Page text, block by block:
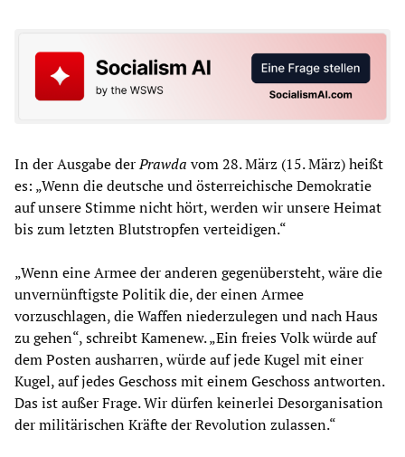
In der Ausgabe derPrawda vom 28. März (15. März) heißt
es: „Wenn die deutsche und österreichische Demokratie
auf unsere Stimme nicht hört, werden wir unsere Heimat
bis zum letzten Blutstropfen verteidigen.“
„Wenn eine Armee der anderen gegenübersteht, wäre die
unvernünftigste Politik die, der einen Armee
vorzuschlagen, die Waffen niederzulegen und nach Haus
zu gehen“, schreibt Kamenew. „Ein freies Volk würde auf
dem Posten ausharren, würde auf jede Kugel mit einer
Kugel, auf jedes Geschoss mit einem Geschoss antworten.
Das ist außer Frage. Wir dürfen keinerlei Desorganisation
der militärischen Kräfte der Revolution zulassen.“